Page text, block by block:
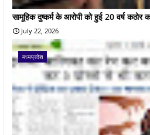
सामूहिक दुष्कर्म के आरोपी को हुई 20 वर्ष कठोर
July 22, 2026
मध्यप्रदेश